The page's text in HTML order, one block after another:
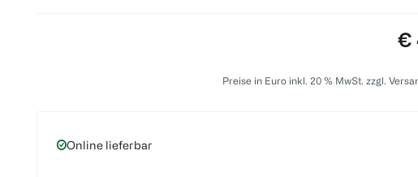
€
Preise in Euro inkl. 20 % MwSt. zzgl.
Online lieferbar